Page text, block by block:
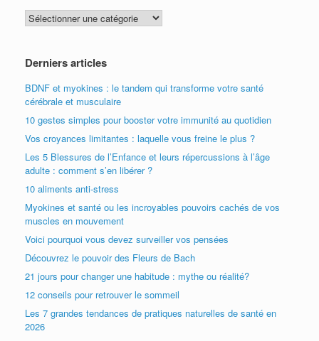
Catégories
articles
Derniers articles
BDNF et myokines : le tandem qui transforme votre santé
cérébrale et musculaire
10 gestes simples pour booster votre immunité au quotidien
Vos croyances limitantes : laquelle vous freine le plus ?
Les 5 Blessures de l’Enfance et leurs répercussions à l’âge
adulte : comment s’en libérer ?
10 aliments anti-stress
Myokines et santé ou les incroyables pouvoirs cachés de vos
muscles en mouvement
Voici pourquoi vous devez surveiller vos pensées
Découvrez le pouvoir des Fleurs de Bach
21 jours pour changer une habitude : mythe ou réalité?
12 conseils pour retrouver le sommeil
Les 7 grandes tendances de pratiques naturelles de santé en
2026